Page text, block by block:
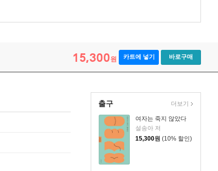
15,300원 카트에 넣기 바로구매
출구
여자는 죽지 않았다
설송아 저
15,300원 (10% 할인)
더보기